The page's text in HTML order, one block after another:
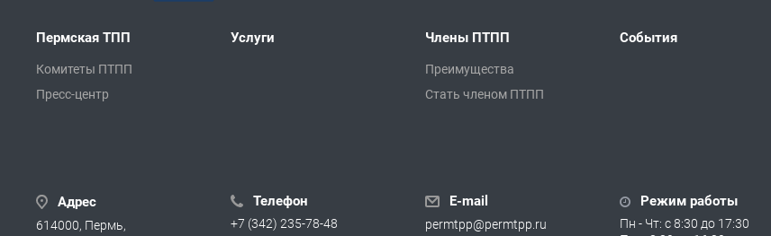
Пермская ТПП
Комитеты ПТПП
Пресс-центр
Услуги Члены ПТПП
Преимущества
Стать членом ПТПП
События
Адрес
614000, Пермь,
Телефон
+7 (342) 235-78-48
E-mail
permtpp@permtpp.ru
Режим работы
Пн - Чт: с 8:30 до 17:30